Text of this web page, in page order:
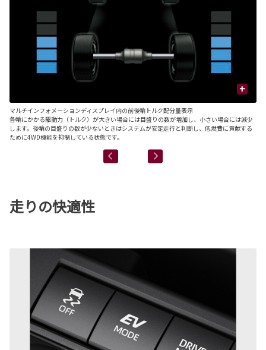
+
マルチインフォメーションディスプレイ内の前後輪トルク配分量表示
各輪にかかる駆動力（トルク）が大きい場合には目盛りの数が増加し、小さい場合には減少
します。後輪の目盛りの数が少ないときはシステムが安定走行と判断し、低燃費に貢献する
ために4WD機能を抑制している状態です。
走りの快適性